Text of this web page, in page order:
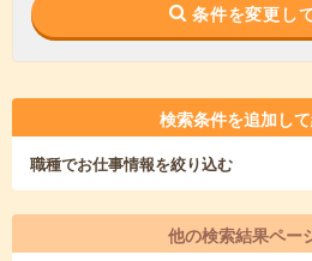
条件を変更し
検索条件を追加し
職種でお仕事情報を絞り込む
他の検索結果ペー